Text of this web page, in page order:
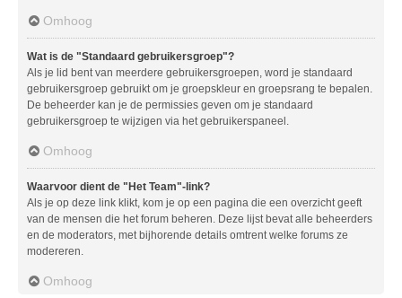
Omhoog
Wat is de "Standaard gebruikersgroep"?
Als je lid bent van meerdere gebruikersgroepen, word je standaard
gebruikersgroep gebruikt om je groepskleur en groepsrang te bepalen.
De beheerder kan je de permissies geven om je standaard
gebruikersgroep te wijzigen via het gebruikerspaneel.
Omhoog
Waarvoor dient de "Het Team"-link?
Als je op deze link klikt, kom je op een pagina die een overzicht geeft
van de mensen die het forum beheren. Deze lijst bevat alle beheerders
en de moderators, met bijhorende details omtrent welke forums ze
modereren.
Omhoog